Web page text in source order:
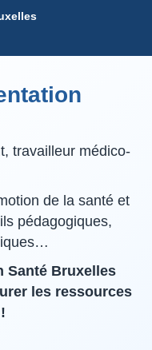
travailleur médico-
de la santé et
pédagogiques,
Santé Bruxelles
les ressources